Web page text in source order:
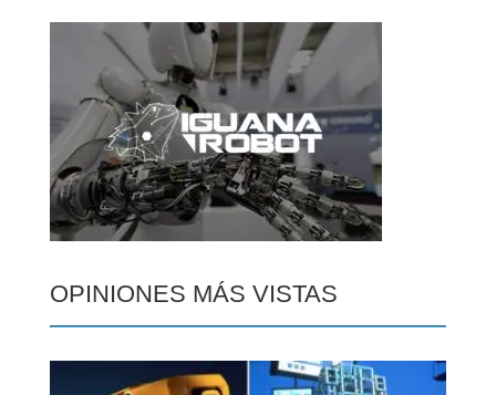
OPINIONES MÁS VISTAS